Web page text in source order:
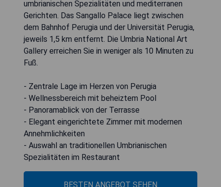
umbrianischen Spezialitäten und mediterranen
Gerichten. Das Sangallo Palace liegt zwischen
dem Bahnhof Perugia und der Universität Perugia,
jeweils 1,5 km entfernt. Die Umbria National Art
Gallery erreichen Sie in weniger als 10 Minuten zu
Fuß.
- Zentrale Lage im Herzen von Perugia
- Wellnessbereich mit beheiztem Pool
- Panoramablick von der Terrasse
- Elegant eingerichtete Zimmer mit modernen
Annehmlichkeiten
- Auswahl an traditionellen Umbrianischen
Spezialitäten im Restaurant
BESTEN ANGEBOT SEHEN